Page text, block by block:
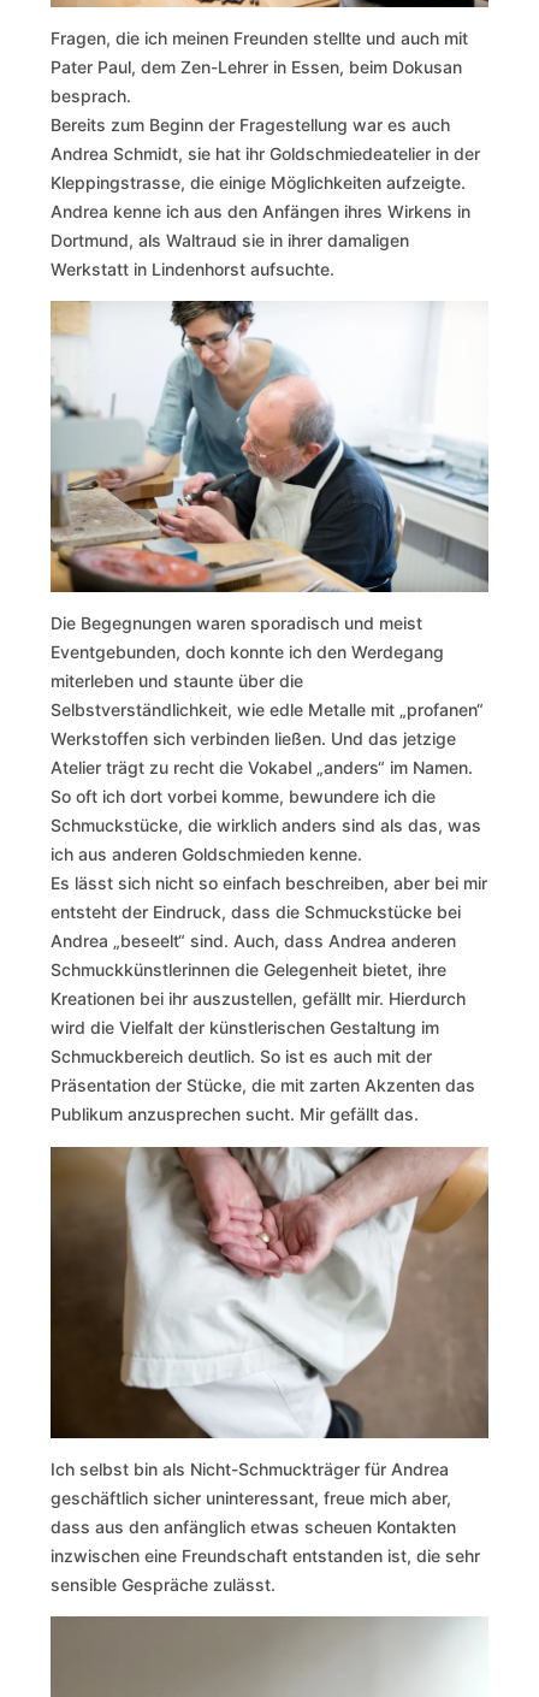
Fragen, die ich meinen Freunden stellte und auch mit
Pater Paul, dem Zen-Lehrer in Essen, beim Dokusan
besprach.
Bereits zum Beginn der Fragestellung war es auch
Andrea Schmidt, sie hat ihr Goldschmiedeatelier in der
Kleppingstrasse, die einige Möglichkeiten aufzeigte.
Andrea kenne ich aus den Anfängen ihres Wirkens in
Dortmund, als Waltraud sie in ihrer damaligen
Werkstatt in Lindenhorst aufsuchte.
Die Begegnungen waren sporadisch und meist
Eventgebunden, doch konnte ich den Werdegang
miterleben und staunte über die
Selbstverständlichkeit, wie edle Metalle mit „profanen“
Werkstoffen sich verbinden ließen. Und das jetzige
Atelier trägt zu recht die Vokabel „anders“ im Namen.
So oft ich dort vorbei komme, bewundere ich die
Schmuckstücke, die wirklich anders sind als das, was
ich aus anderen Goldschmieden kenne.
Es lässt sich nicht so einfach beschreiben, aber bei mir
entsteht der Eindruck, dass die Schmuckstücke bei
Andrea „beseelt“ sind. Auch, dass Andrea anderen
Schmuckkünstlerinnen die Gelegenheit bietet, ihre
Kreationen bei ihr auszustellen, gefällt mir. Hierdurch
wird die Vielfalt der künstlerischen Gestaltung im
Schmuckbereich deutlich. So ist es auch mit der
Präsentation der Stücke, die mit zarten Akzenten das
Publikum anzusprechen sucht. Mir gefällt das.
Ich selbst bin als Nicht-Schmuckträger für Andrea
geschäftlich sicher uninteressant, freue mich aber,
dass aus den anfänglich etwas scheuen Kontakten
inzwischen eine Freundschaft entstanden ist, die sehr
sensible Gespräche zulässt.